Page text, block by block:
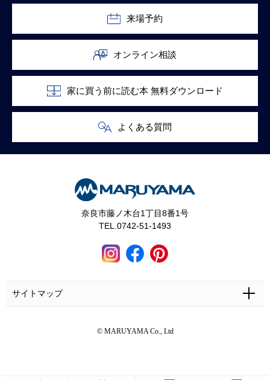
来場予約
オンライン相談
家に買う前に読む本 無料ダウンロード
よくある質問
奈良市藤ノ木台1丁目8番1号
TEL.0742-51-1493
サイトマップ
© MARUYAMA Co., Ltd